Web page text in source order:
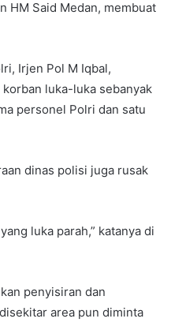
HM Said Medan, membuat
Irjen Pol M Iqbal,
luka-luka sebanyak
personel Polri dan satu
dinas polisi juga rusak
luka parah,” katanya di
penyisiran dan
area pun diminta